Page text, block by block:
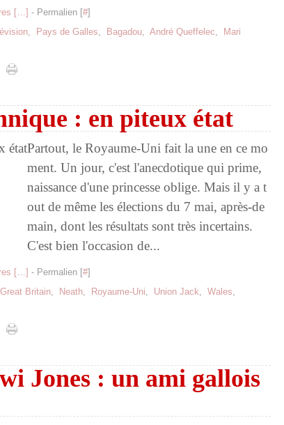
[…] - Permalien [#]
, Pays de Galles, Bagadou, André Queffelec,
Mari
: en piteux état
Partout, le Royaume-Uni fait la une en ce mo
ment. Un jour, c'est l'anecdotique qui prime,
naissance d'une princesse oblige. Mais il y a t
out de même les élections du 7 mai, après-de
main, dont les résultats sont très incertains.
C'est bien l'occasion de...
[…] - Permalien [#]
Great Britain, Neath, Royaume-Uni, Union Jack, Wales,
Jones : un ami gallois